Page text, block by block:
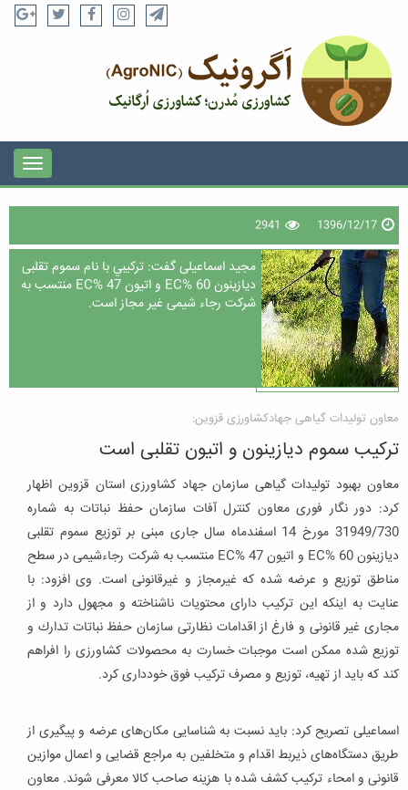
1396/12/17
2941
مجید اسماعیلی گفت: تركيبي با نام سموم تقلبی
ديازينون EC% 60 و اتيون EC% 47 منتسب به
شركت رجاء شيمی غیر مجاز است.
معاون تولیدات گیاهی جهادکشاورزی قزوین:
ترکیب سموم ديازينون و اتيون تقلبی است
معاون بهبود تولیدات گیاهی سازمان جهاد کشاورزی استان قزوین اظهار
کرد: دور نگار فوری معاون كنترل آفات سازمان حفظ نباتات به شماره
31949/730 مورخ 14 اسفندماه سال جاری مبنی بر توزیع سموم تقلبی
دیازینون EC% 60 و اتیون EC% 47 منتسب به شركت رجاء‌شیمی‌ در سطح
مناطق توزیع و عرضه شده که غیرمجاز و غیرقانونی است. وی افزود: با
عنایت به اینكه این تركیب دارای محتویات ناشناخته و مجهول دارد و از
مجاری غیر قانونی و فارغ از اقدامات نظارتی سازمان حفظ نباتات تدارك و
توزیع شده ممکن است موجبات خسارت به محصولات کشاورزی را افراهم
کند که باید از تهیه، توزیع و مصرف تركیب فوق خودداری کرد.
اسماعیلی تصریح کرد: باید نسبت به شناسایی مكان‌های عرضه و پیگیری از
طریق دستگاه‌های ذیربط اقدام و متخلفین به مراجع قضایی و اعمال موازین
قانونی و امحاء تركیب كشف شده با هزینه صاحب كالا معرفی شوند. معاون